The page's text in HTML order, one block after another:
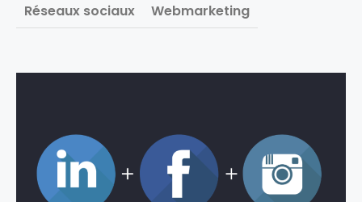
Réseaux sociaux Webmarketing